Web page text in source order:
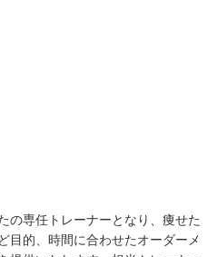
の専任トレーナーとなり、痩せた
目的、時間に合わせたオーダーメ